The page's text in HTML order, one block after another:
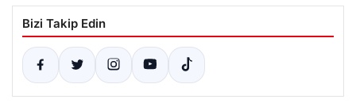
Bizi Takip Edin